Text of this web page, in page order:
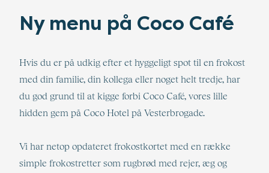
Ny menu på Coco Café
Hvis du er på udkig efter et hyggeligt spot til en frokost
med din familie, din kollega eller noget helt tredje, har
du god grund til at kigge forbi Coco Café, vores lille
hidden gem på Coco Hotel på Vesterbrogade.
Vi har netop opdateret frokostkortet med en række
simple frokostretter som rugbrød med rejer, æg og